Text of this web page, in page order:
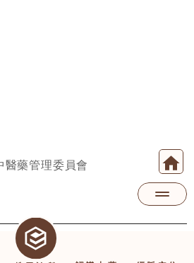
藥管理委員會
Copyright 2026© All rights
號：00531876 稅籍編號：A100320069